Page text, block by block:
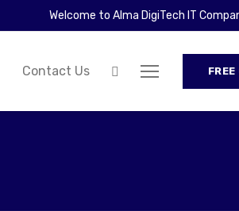
Welcome to Alma DigiTech IT
Contact Us